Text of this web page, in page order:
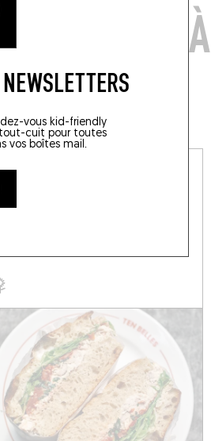
vous kid-friendly
cuit pour toutes
vos boîtes mail.
GENRE À
DOIGTS
BELLES BREAD